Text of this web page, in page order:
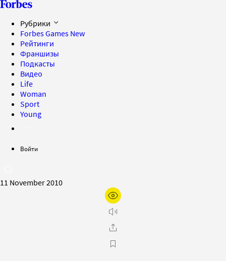
Рубрики
Forbes Games New
Рейтинги
Франшизы
Подкасты
Видео
Life
Woman
Sport
Young
Войти
11 November 2010